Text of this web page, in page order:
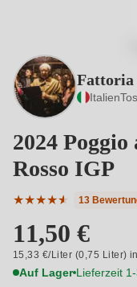
Fattoria
Italien
2024 Poggio
Rosso IGP
★★★★★
★
Durchschnittliche
13
11,50 €
15,33 €/Liter (0,75 Liter)
Auf Lager Lieferzeit